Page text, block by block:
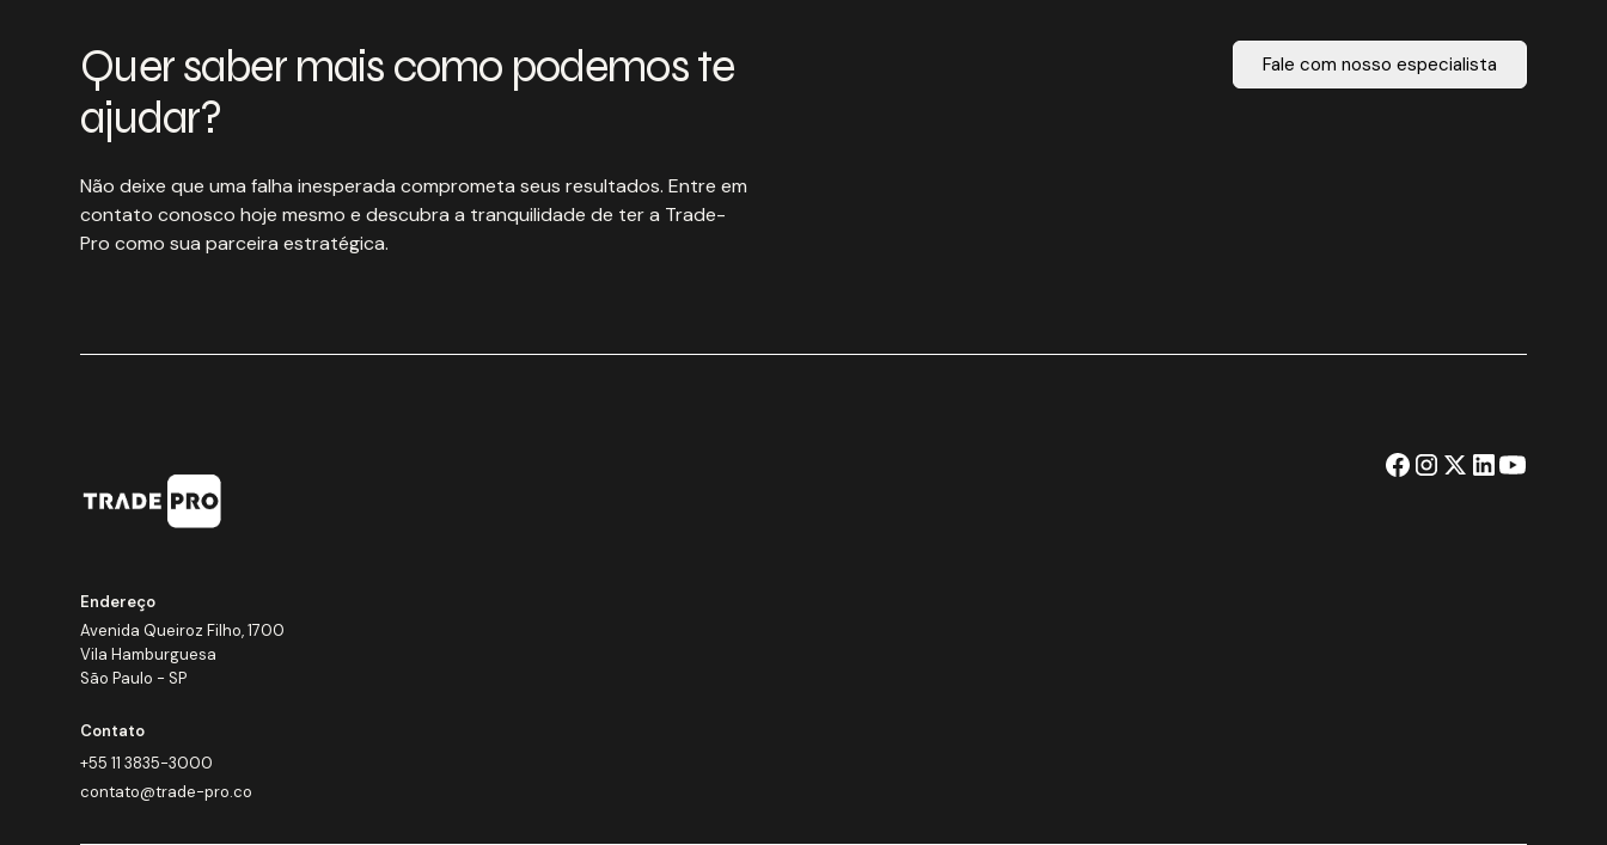
Quer saber mais como podemos te
ajudar?
Não deixe que uma falha inesperada comprometa seus resultados. Entre em
contato conosco hoje mesmo e descubra a tranquilidade de ter a Trade-
Pro como sua parceira estratégica.
Fale com nosso especialista
Endereço
Avenida Queiroz Filho, 1700
Vila Hamburguesa
São Paulo - SP
Contato
+55 11 3835-3000
contato@trade-pro.co